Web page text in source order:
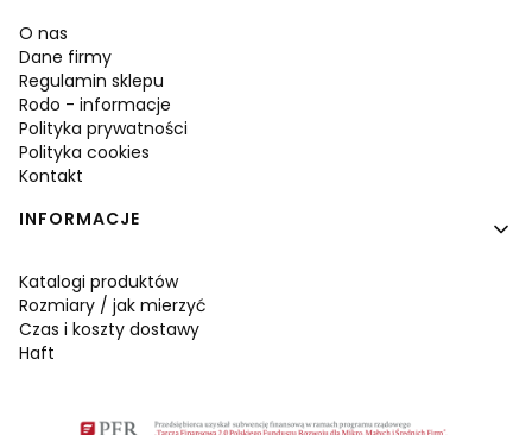
O nas
Dane firmy
Regulamin sklepu
Rodo - informacje
Polityka prywatności
Polityka cookies
Kontakt
INFORMACJE
Katalogi produktów
Rozmiary / jak mierzyć
Czas i koszty dostawy
Haft